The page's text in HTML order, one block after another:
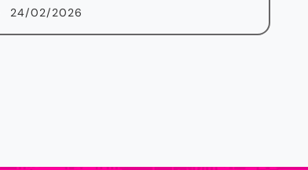
24/02/2026